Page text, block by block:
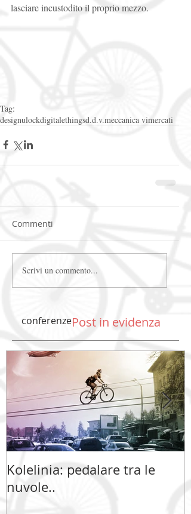
conferenzePost in evidenza
lasciare incustodito il proprio mezzo.
Tag:
designulockdigitalethingsd.d.v.meccanica vimercati
Commenti
Scrivi un commento...
Kolelinia: pedalare tra le
nuvole..